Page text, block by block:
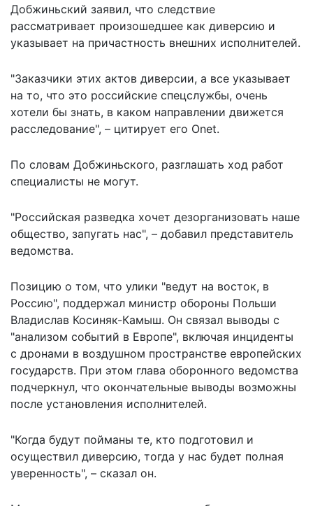
Добжиньский заявил, что следствие
рассматривает произошедшее как диверсию и
указывает на причастность внешних исполнителей.
"Заказчики этих актов диверсии, а все указывает
на то, что это российские спецслужбы, очень
хотели бы знать, в каком направлении движется
расследование", – цитирует его Onet.
По словам Добжиньского, разглашать ход работ
специалисты не могут.
"Российская разведка хочет дезорганизовать наше
общество, запугать нас", – добавил представитель
ведомства.
Позицию о том, что улики "ведут на восток, в
Россию", поддержал министр обороны Польши
Владислав Косиняк-Камыш. Он связал выводы с
"анализом событий в Европе", включая инциденты
с дронами в воздушном пространстве европейских
государств. При этом глава оборонного ведомства
подчеркнул, что окончательные выводы возможны
после установления исполнителей.
"Когда будут пойманы те, кто подготовил и
осуществил диверсию, тогда у нас будет полная
уверенность", – сказал он.